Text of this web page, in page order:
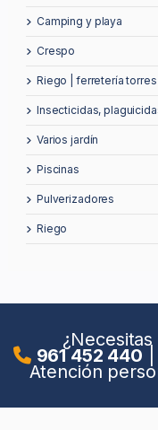
camping y playa
crespo
riego | ferretería torres
insecticidas,
varios jardín
piscinas
pulverizadores
riego
961 452 440
Atención